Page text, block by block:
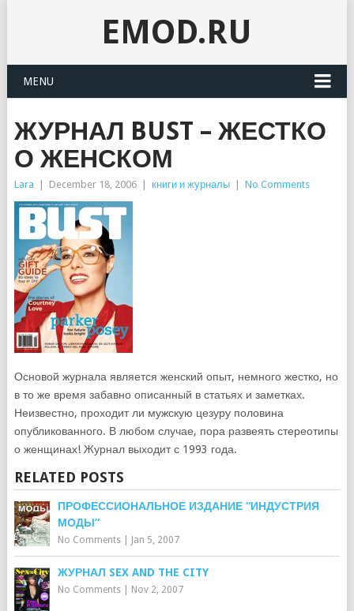
EMOD.RU
MENU
ЖУРНАЛ BUST – ЖЕСТКО
О ЖЕНСКОМ
Lara December 18, 2006 книги и журналы No Comments
Основой журнала является женский опыт, немного жестко, но
в то же время забавно описанный в статьях и заметках.
Неизвестно, проходит ли мужскую цезуру половина
опубликованного. В любом случае, пора развеять стереотипы
о женщинах! Журнал выходит с 1993 года.
RELATED POSTS
ПРОФЕССИОНАЛЬНОЕ ИЗДАНИЕ “ИНДУСТРИЯ
МОДЫ”
No Comments| Jan 5, 2007
ЖУРНАЛ SEX AND THE CITY
No Comments| Nov 2, 2007